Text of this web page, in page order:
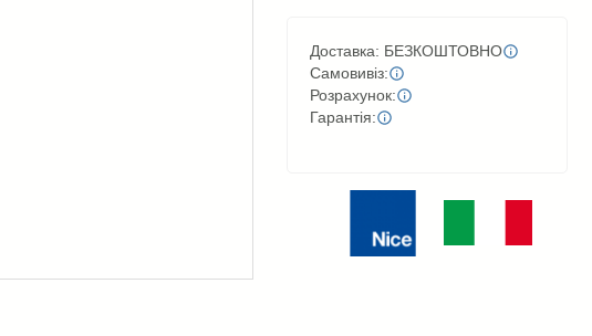
Доставка: БЕЗКОШТОВНО
Самовивіз:
Розрахунок:
Гарантія: